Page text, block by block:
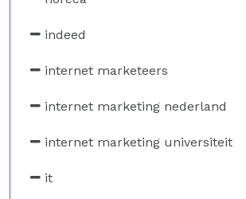
indeed
internet marketeers
internet marketing nederland
internet marketing universiteit
it